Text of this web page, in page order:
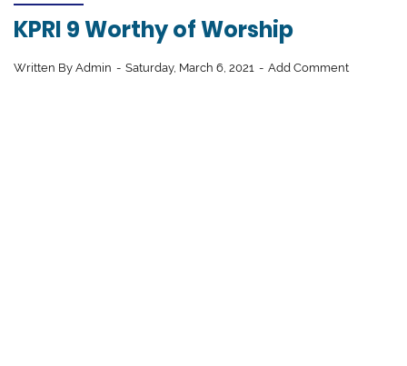
KPRI 9 Worthy of Worship
Written By Admin Saturday, March 6, 2021 Add Comment